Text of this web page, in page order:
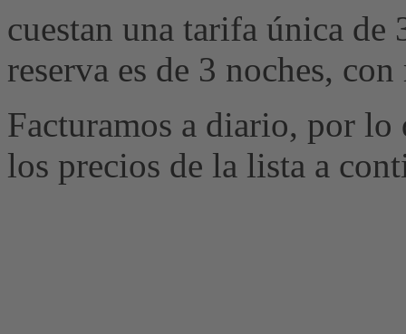
cuestan una tarifa única
reserva es de 3 noches,
Facturamos a diario, por
los precios de la lista a